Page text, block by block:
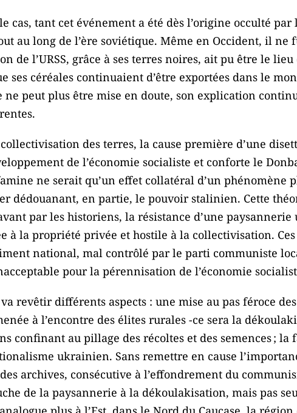
cas, tant cet événement a été dès l’origine occulté
au long de l’ère soviétique. Même en Occident, il ne
de l’URSS, grâce à ses terres noires, ait pu être le lieu
ses céréales continuaient d’être exportées dans le
peut plus être mise en doute, son explication
des terres, la cause première d’une
de l’économie socialiste et conforte le
ne serait qu’un effet collatéral d’un phénomène
dédouanant, en partie, le pouvoir stalinien. Cette
par les historiens, la résistance d’une
à la propriété privée et hostile à la collectivisation.
national, mal contrôlé par le parti communiste
pour la pérennisation de l’économie
revêtir différents aspects : une mise au pas féroce
à l’encontre des élites rurales -ce sera la
confinant au pillage des récoltes et des semences ; la
ukrainien. Sans remettre en cause
archives, consécutive à l’effondrement du
de la paysannerie à la dékoulakisation, mais pas